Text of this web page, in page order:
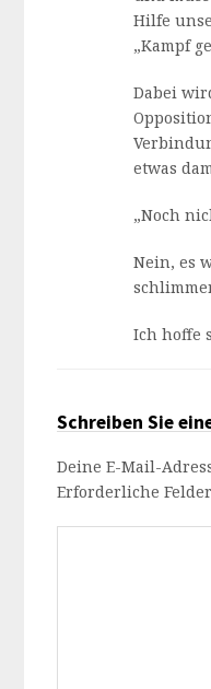
Hilfe
„Kampf
Dabei
etwas
„Noch
Nein, es
Ich hoffe
Schreiben Sie
Deine E-Mail-
Erforderliche